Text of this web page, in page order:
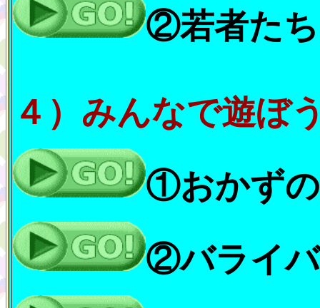
②若者た
４）みんなで遊ぼ
①おかず
②バライ